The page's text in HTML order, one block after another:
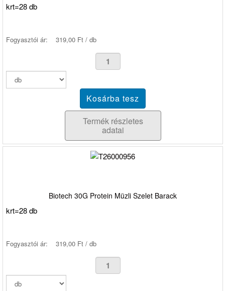
krt=28 db
Fogyasztói ár: 319,00 Ft / db
Termék részletes
adatai
Biotech 30G Protein Müzli Szelet Barack
krt=28 db
Fogyasztói ár: 319,00 Ft / db